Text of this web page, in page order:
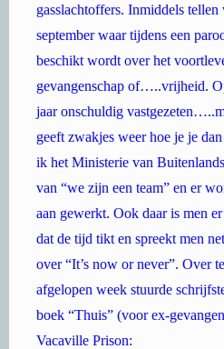
gasslachtoffers. Inmiddels tellen
september waar tijdens een
beschikt wordt over het
gevangenschap of…..vrijheid.
jaar onschuldig
geeft zwakjes weer hoe je je
ik het Ministerie van
van “we zijn een team” en er
aan gewerkt. Ook daar is men
dat de tijd tikt en spreekt men
over “It’s now or never”. Over
afgelopen week stuurde
boek “Thuis” (voor ex-
Vacaville Prison: